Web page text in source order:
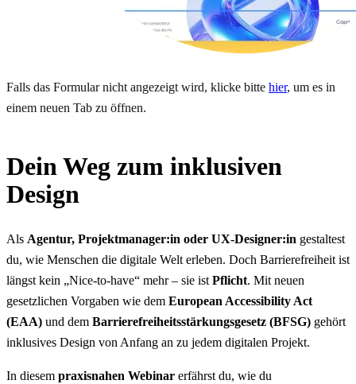
Falls das Formular nicht angezeigt wird, klicke bitte hier, um es in
einem neuen Tab zu öffnen.
Dein Weg zum inklusiven
Design
Als Agentur, Projektmanager:in oder UX-Designer:in gestaltest
du, wie Menschen die digitale Welt erleben. Doch Barrierefreiheit ist
längst kein „Nice-to-have“ mehr – sie ist Pflicht. Mit neuen
gesetzlichen Vorgaben wie dem European Accessibility Act
(EAA) und dem Barrierefreiheitsstärkungsgesetz (BFSG) gehört
inklusives Design von Anfang an zu jedem digitalen Projekt.
In diesem praxisnahen Webinar erfährst du, wie du